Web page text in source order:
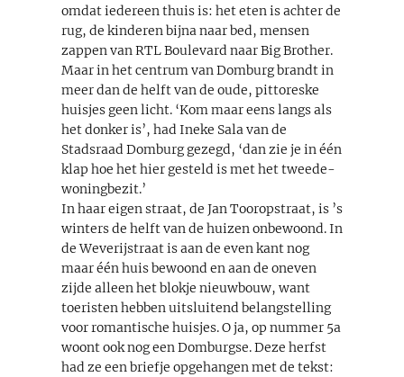
omdat iedereen thuis is: het eten is achter de
rug, de kinderen bijna naar bed, mensen
zappen van RTL Boulevard naar Big Brother.
Maar in het centrum van Domburg brandt in
meer dan de helft van de oude, pittoreske
huisjes geen licht. ‘Kom maar eens langs als
het donker is’, had Ineke Sala van de
Stadsraad Domburg gezegd, ‘dan zie je in één
klap hoe het hier gesteld is met het tweede-
woningbezit.’
In haar eigen straat, de Jan Tooropstraat, is ’s
winters de helft van de huizen onbewoond. In
de Weverijstraat is aan de even kant nog
maar één huis bewoond en aan de oneven
zijde alleen het blokje nieuwbouw, want
toeristen hebben uitsluitend belangstelling
voor romantische huisjes. O ja, op nummer 5a
woont ook nog een Domburgse. Deze herfst
had ze een briefje opgehangen met de tekst: